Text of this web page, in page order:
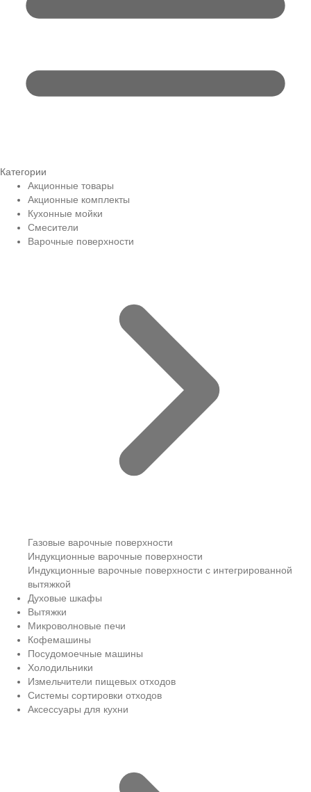
Категории
Акционные товары
Акционные комплекты
Кухонные мойки
Смесители
Варочные поверхности
Газовые варочные поверхности
Индукционные варочные поверхности
Индукционные варочные поверхности с интегрированной
вытяжкой
Духовые шкафы
Вытяжки
Микроволновые печи
Кофемашины
Посудомоечные машины
Холодильники
Измельчители пищевых отходов
Системы сортировки отходов
Аксессуары для кухни